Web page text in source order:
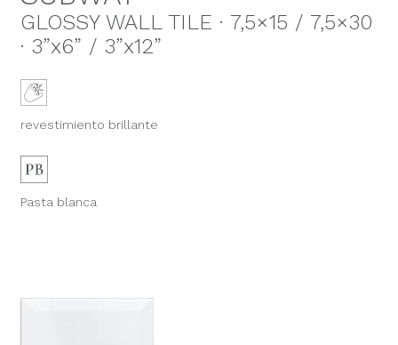
GLOSSY WALL TILE · 7,5×15 / 7,5×30
· 3”x6” / 3”x12”
revestimiento brillante
Pasta blanca